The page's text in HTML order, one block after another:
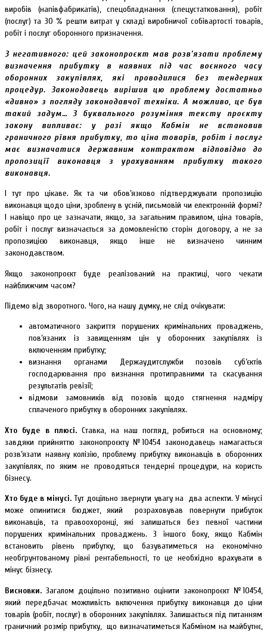
виробів (напівфабрикатів), спецобладнання (спецустатковання), робіт
(послуг) та 30 % решти витрат у складі виробничої собівартості товарів,
робіт і послуг оборонного призначення.
З негативного: цей законопроєкт мав розв’язати проблему
визначення прибутку в наявних під час воєнного часу
оборонних закупівлях, які проводилися без тендерних
процедур. Законодавець вирішив цю проблему достатньо
«дивно» з погляду законодавчої техніки. А можливо, це був
такий задум… З буквального розуміння тексту проєкту
закону випливає: у разі якщо Кабмін не встановив
граничного рівня прибутку, то ціна товарів, робіт і послуг
має визначатися державним контрактом відповідно до
пропозиції виконавця з урахуванням прибутку такого
виконавця.
І тут про цікаве. Як та чи обов’язково підтверджувати пропозицію
виконавця щодо ціни, зроблену в усній, письмовій чи електронній формі?
І навіщо про це зазначати, якщо, за загальним правилом, ціна товарів,
робіт і послуг визначається за домовленістю сторін договору, а не за
пропозицією виконавця, якщо інше не визначено чинним
законодавством.
Якщо законопроєкт буде реалізований на практиці, чого чекати
найближчим часом?
Підемо від зворотного. Чого, на нашу думку, не слід очікувати:
автоматичного закриття порушених кримінальних проваджень,
пов’язаних із завищенням цін у оборонних закупівлях із
включенням прибутку;
визнання органами Держаудитслужби позовів суб’єктів
господарювання про визнання протиправними та скасування
результатів ревізії;
відмови замовників від позовів щодо стягнення надміру
сплаченого прибутку в оборонних закупівлях.
Хто буде в плюсі.Ставка, на наш погляд, робиться на основному;
завдяки прийняттю законопроєкту №10454 законодавець намагається
розв’язати наявну колізію, проблему прибутку виконавців в оборонних
закупівлях, по яким не проводяться тендерні процедури, на користь
бізнесу.
Хто буде в мінусі. Тут доцільно звернути увагу на два аспекти. У мінусі
може опинитися бюджет, який розраховував повернути прибуток
виконавців, та правоохоронці, які залишаться без певної частини
порушених кримінальних проваджень. З іншого боку, якщо Кабмін
встановить рівень прибутку, що базуватиметься на економічно
необґрунтованому рівні рентабельності, то це необхідно врахувати в
мінус бізнесу.
Висновки. Загалом доцільно позитивно оцінити законопроєкт №10454,
який передбачає можливість включення прибутку виконавця до ціни
товарів (робіт, послуг) в оборонних закупівлях. Залишається під питанням
граничний розмір прибутку, що визначатиметься Кабміном на майбутнє,